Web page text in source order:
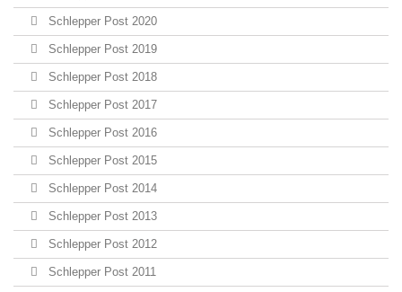
Schlepper Post 2020
Schlepper Post 2019
Schlepper Post 2018
Schlepper Post 2017
Schlepper Post 2016
Schlepper Post 2015
Schlepper Post 2014
Schlepper Post 2013
Schlepper Post 2012
Schlepper Post 2011